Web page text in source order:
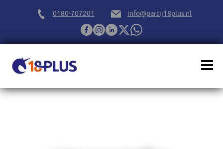
0180-707201 info@partij18plus.nl